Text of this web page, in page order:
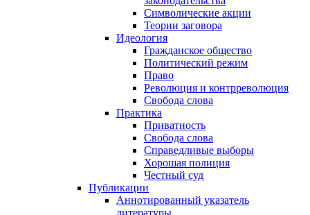
Символические акции
Теории заговора
Идеология
Гражданское общество
Политический режим
Право
Революция и контрреволюция
Свобода слова
Практика
Приватность
Свобода слова
Справедливые выборы
Хорошая полиция
Честный суд
Публикации
Аннотированный указатель
литературы